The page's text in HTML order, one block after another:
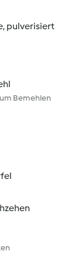
pulverisiert
Bemehlen